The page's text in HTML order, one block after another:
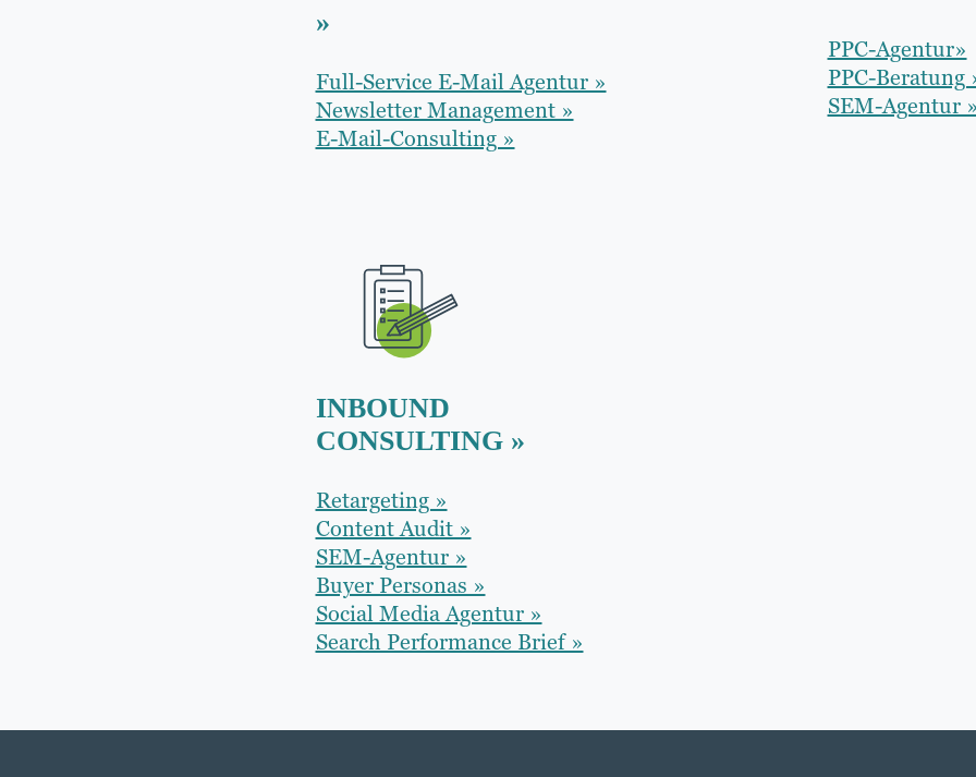
»
Full-Service E-Mail Agentur »
Newsletter Management »
E-Mail-Consulting »
PPC-Agentur»
PPC-Beratung
SEM-Agentur
INBOUND
CONSULTING »
Retargeting »
Content Audit »
SEM-Agentur »
Buyer Personas »
Social Media Agentur »
Search Performance Brief »